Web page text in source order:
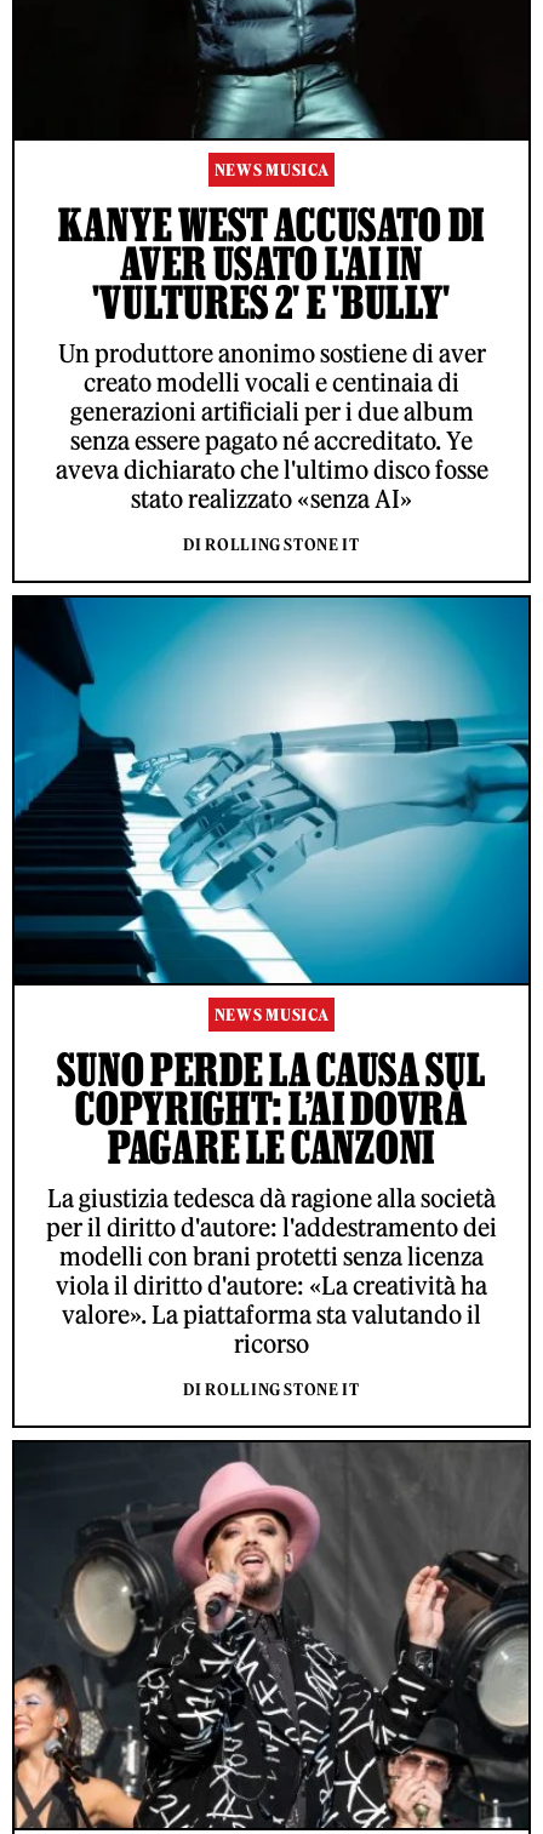
NEWS MUSICA
KANYE WEST ACCUSATO DI
AVER USATO L'AI IN
'VULTURES 2' E 'BULLY'
Un produttore anonimo sostiene di aver
creato modelli vocali e centinaia di
generazioni artificiali per i due album
senza essere pagato né accreditato. Ye
aveva dichiarato che l'ultimo disco fosse
stato realizzato «senza AI»
DI ROLLING STONE IT
NEWS MUSICA
SUNO PERDE LA CAUSA SUL
COPYRIGHT: L’AI DOVRÀ
PAGARE LE CANZONI
La giustizia tedesca dà ragione alla società
per il diritto d'autore: l'addestramento dei
modelli con brani protetti senza licenza
viola il diritto d'autore: «La creatività ha
valore». La piattaforma sta valutando il
ricorso
DI ROLLING STONE IT